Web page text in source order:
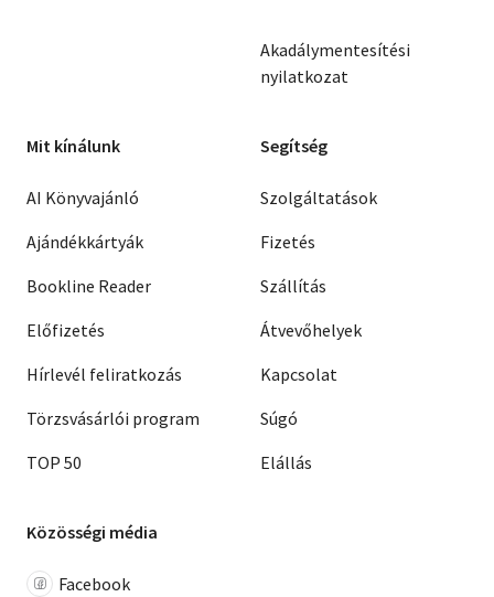
Akadálymentesítési
nyilatkozat
Mit kínálunk
AI Könyvajánló
Ajándékkártyák
Bookline Reader
Előfizetés
Hírlevél feliratkozás
Törzsvásárlói program
TOP 50
Segítség
Szolgáltatások
Fizetés
Szállítás
Átvevőhelyek
Kapcsolat
Súgó
Elállás
Közösségi média
Facebook